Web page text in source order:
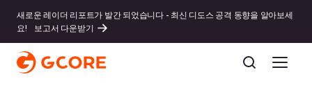
새로운 레이더 리포트가 발간 되었습니다 - 최신 디도스 공격 동향을 알아보세
요!
보고서 다운받기